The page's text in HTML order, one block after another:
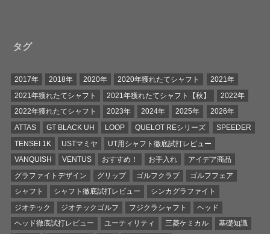
タグ
2017年 2018年 2020年 2020年獲れたてシャフト
2021年
2021年獲れたてシャフト
2021年獲れたてシャフト【秋】
2022年
2022年獲れたてシャフト
2023年 2024年 2025年
2026年
ATTAS
GT BLACK UH LOOP QUELOT REシリーズ
SPEEDER
TENSEI 1K
USTマミヤ
UT用シャフト徹底試打レビュー
VANQUISH
VENTUS おすすめ！ お手入れ
アイデア商品
グラファイトデザイン
グリップ ゴルフクラブ
ゴルフフェア
シャフト
シャフト徹底試打レビュー
シンカグラファイト
ジオテック
ジオテックゴルフ フジクラシャフト
ヘッド
ヘッド徹底試打レビュー
ユーティリティ 三菱ケミカル
基礎知識